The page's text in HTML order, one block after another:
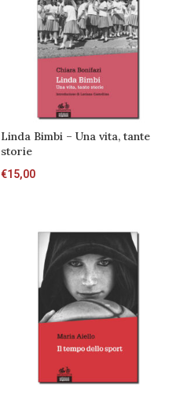
Linda Bimbi – Una vita, tante
storie
€15,00